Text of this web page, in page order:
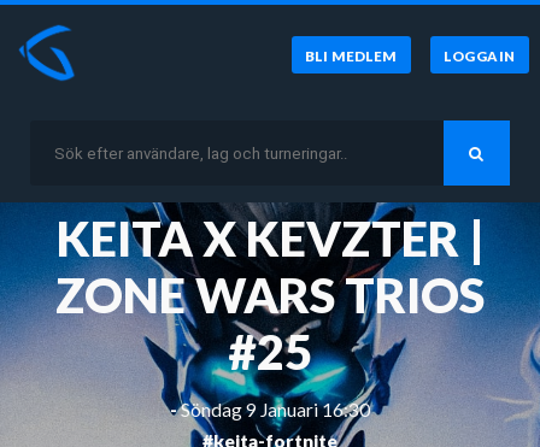
BLI MEDLEM LOGGA IN
KEITA X KEVZTER |
ZONE WARS TRIOS
#25
-Söndag 9 Januari 16:30
#keita-fortnite